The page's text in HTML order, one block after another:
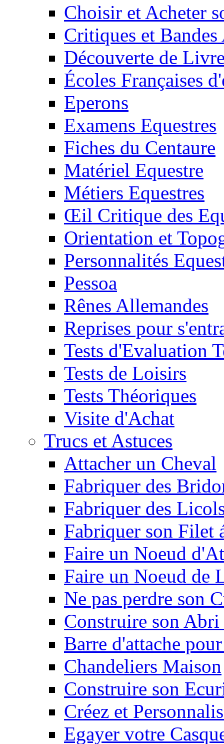
Choisir et Acheter
Critiques et
Découverte de
Écoles Françaises
Eperons
Examens Equestres
Fiches du Centaure
Matériel Equestre
Métiers Equestres
Œil Critique des
Orientation et
Personnalités
Pessoa
Rênes Allemandes
Reprises pour
Tests d'Evaluation
Tests de Loisirs
Tests Théoriques
Visite d'Achat
Trucs et Astuces
Attacher un Cheval
Fabriquer des
Fabriquer des
Fabriquer son Filet
Faire un Noeud
Faire un Noeud de
Ne pas perdre son
Construire son
Barre d'attache
Chandeliers Maison
Construire son
Créez et
Egayer votre